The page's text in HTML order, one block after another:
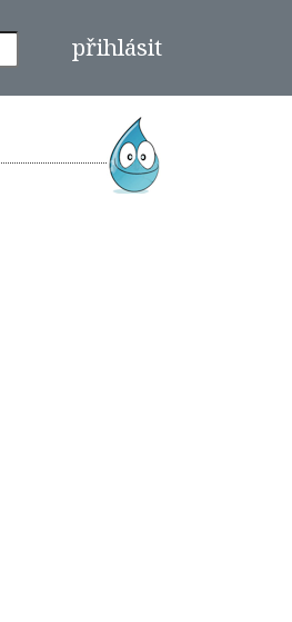
přihlásit